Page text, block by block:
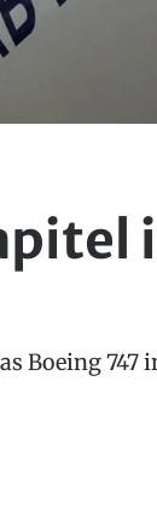
Boeing 747